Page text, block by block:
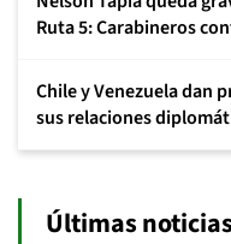
Ruta 5: Carabineros
Chile y Venezuela dan
sus relaciones
Últimas noticias